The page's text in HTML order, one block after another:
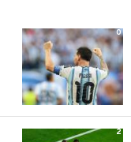
0
2